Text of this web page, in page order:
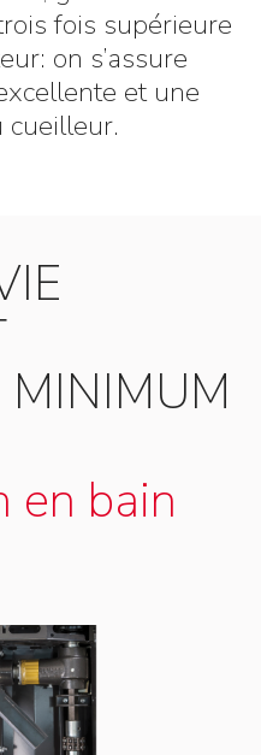
fois supérieure
on s’assure
et une
MINIMUM
en bain